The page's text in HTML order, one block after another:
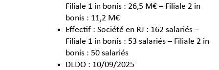
Filiale 1 in bonis : 26,5 M€ – Filiale 2 in
bonis : 11,2 M€
Effectif : Société en RJ : 162 salariés –
Filiale 1 in bonis : 53 salariés – Filiale 2 in
bonis : 50 salariés
DLDO : 10/09/2025